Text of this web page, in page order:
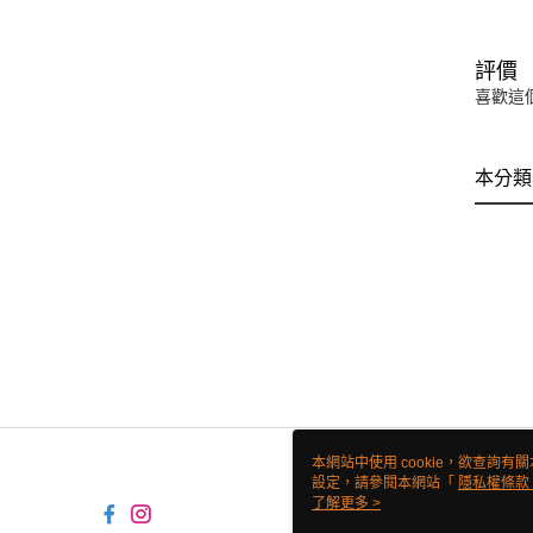
評價
喜歡這
本分
本網站中使用 cookie，欲查詢有
設定，請參閱本網站「 隱私權條款
使用 cookie。
了解更多 >